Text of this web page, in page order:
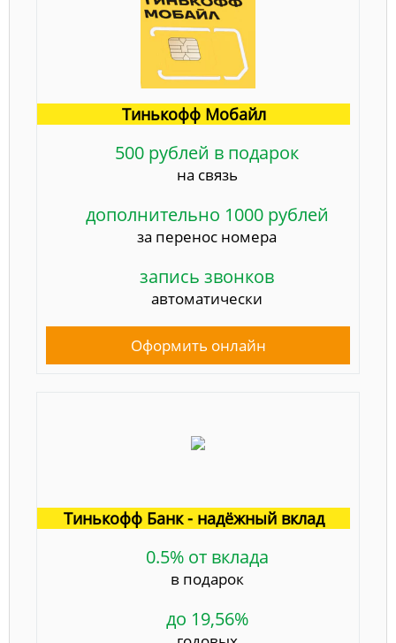
Тинькофф Мобайл
500 рублей в подарок
на связь
дополнительно 1000 рублей
за перенос номера
запись звонков
автоматически
Оформить онлайн
Тинькофф Банк - надёжный вклад
0.5% от вклада
в подарок
до 19,56%